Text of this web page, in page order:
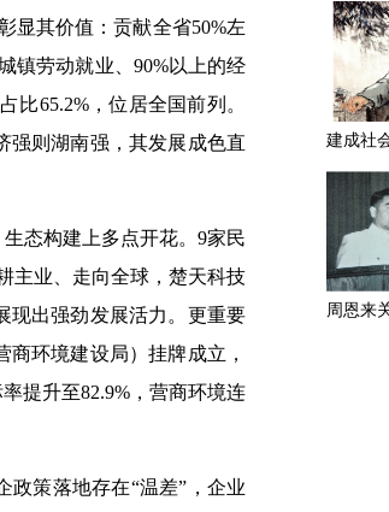
显其价值：贡献全省50%左
镇劳动就业、90%以上的经
比65.2%，位居全国前列。
强则湖南强，其发展成色直
态构建上多点开花。9家民
主业、走向全球，楚天科技
现出强劲发展活力。更重要
环境建设局）挂牌成立，
提升至82.9%，营商环境连
政策落地存在“温差”，企业